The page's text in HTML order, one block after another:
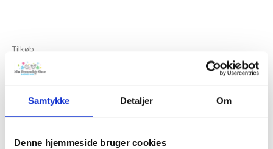
Samtykke Detaljer Om
Denne hjemmeside bruger cookies
Tilkøb
Ialt